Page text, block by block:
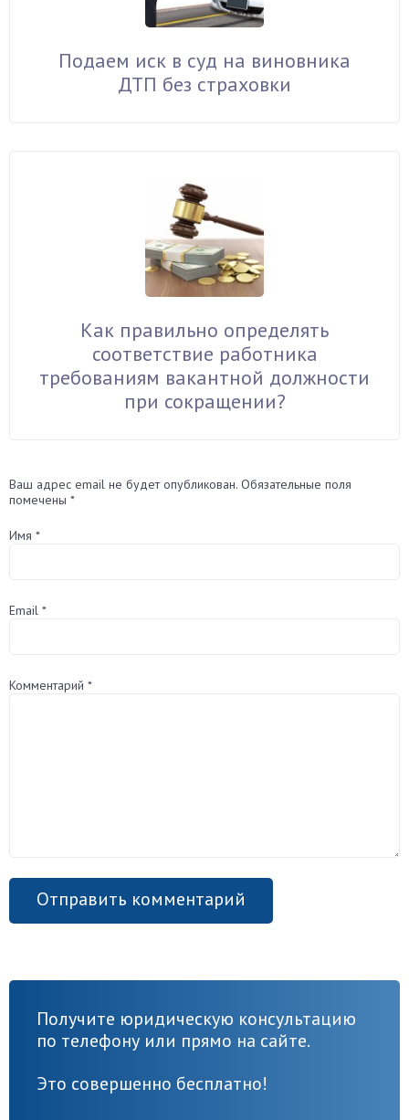
Подаем иск в суд на виновника
ДТП без страховки
Как правильно определять
соответствие работника
требованиям вакантной должности
при сокращении?
Ваш адрес email не будет опубликован. Обязательные поля
помечены *
Имя *
Email *
Комментарий *
Получите юридическую консультацию
по телефону или прямо на сайте.
Это совершенно бесплатно!